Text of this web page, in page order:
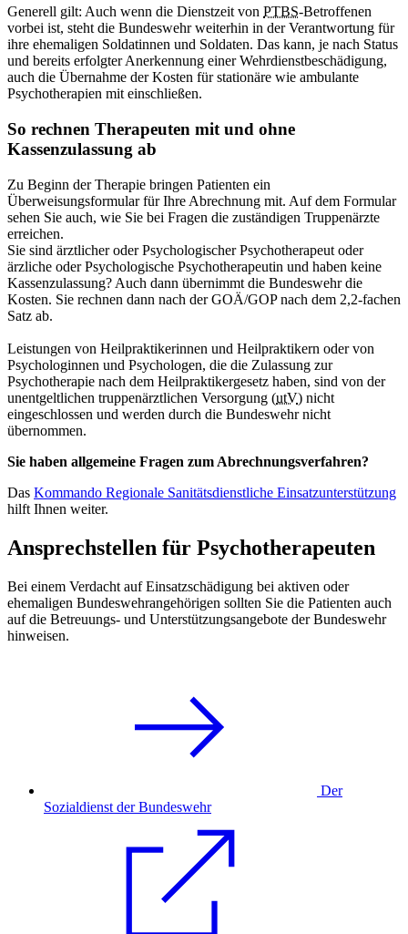
Generell gilt: Auch wenn die Dienstzeit von PTBS-Betroffenen
vorbei ist, steht die Bundeswehr weiterhin in der Verantwortung für
ihre ehemaligen Soldatinnen und Soldaten. Das kann, je nach Status
und bereits erfolgter Anerkennung einer Wehrdienstbeschädigung,
auch die Übernahme der Kosten für stationäre wie ambulante
Psychotherapien mit einschließen.
So rechnen Therapeuten mit und ohne
Kassenzulassung ab
Zu Beginn der Therapie bringen Patienten ein
Überweisungsformular für Ihre Abrechnung mit. Auf dem Formular
sehen Sie auch, wie Sie bei Fragen die zuständigen Truppenärzte
erreichen.
Sie sind ärztlicher oder Psychologischer Psychotherapeut oder
ärzliche oder Psychologische Psychotherapeutin und haben keine
Kassenzulassung? Auch dann übernimmt die Bundeswehr die
Kosten. Sie rechnen dann nach der GOÄ/GOP nach dem 2,2-fachen
Satz ab.
Leistungen von Heilpraktikerinnen und Heilpraktikern oder von
Psychologinnen und Psychologen, die die Zulassung zur
Psychotherapie nach dem Heilpraktikergesetz haben, sind von der
unentgeltlichen truppenärztlichen Versorgung (utV) nicht
eingeschlossen und werden durch die Bundeswehr nicht
übernommen.
Sie haben allgemeine Fragen zum Abrechnungsverfahren?
Das Kommando Regionale Sanitätsdienstliche Einsatzunterstützung
hilft Ihnen weiter.
Ansprechstellen für Psychotherapeuten
Bei einem Verdacht auf Einsatzschädigung bei aktiven oder
ehemaligen Bundeswehrangehörigen sollten Sie die Patienten auch
auf die Betreuungs- und Unterstützungsangebote der Bundeswehr
hinweisen.
Der
Sozialdienst der Bundeswehr